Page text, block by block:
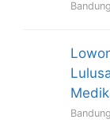
Bandung
Bandung